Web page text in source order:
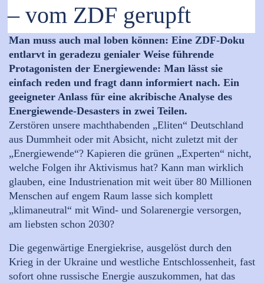
– vom ZDF gerupft
Man muss auch mal loben können: Eine ZDF-Doku
entlarvt in geradezu genialer Weise führende
Protagonisten der Energiewende: Man lässt sie
einfach reden und fragt dann informiert nach. Ein
geeigneter Anlass für eine akribische Analyse des
Energiewende-Desasters in zwei Teilen.
Zerstören unsere machthabenden „Eliten“ Deutschland
aus Dummheit oder mit Absicht, nicht zuletzt mit der
„Energiewende“? Kapieren die grünen „Experten“ nicht,
welche Folgen ihr Aktivismus hat? Kann man wirklich
glauben, eine Industrienation mit weit über 80 Millionen
Menschen auf engem Raum lasse sich komplett
„klimaneutral“ mit Wind- und Solarenergie versorgen,
am liebsten schon 2030?
Die gegenwärtige Energiekrise, ausgelöst durch den
Krieg in der Ukraine und westliche Entschlossenheit, fast
sofort ohne russische Energie auszukommen, hat das